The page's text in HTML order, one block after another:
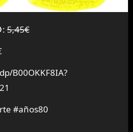
5,45€
B00OKKF8IA?
#años80